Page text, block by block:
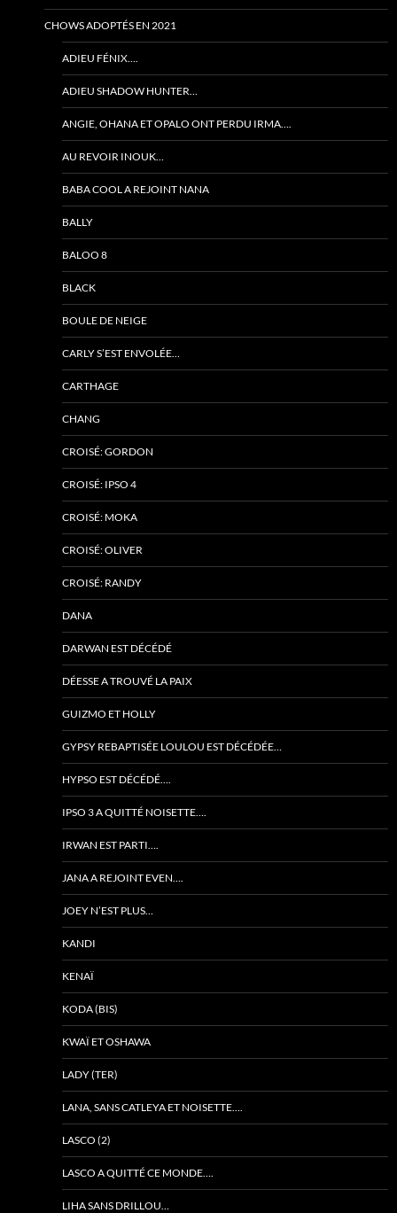
CHOWS ADOPTÉS EN 2021
ADIEU FÉNIX….
ADIEU SHADOW HUNTER…
ANGIE, OHANA ET OPALO ONT PERDU IRMA….
AU REVOIR INOUK…
BABA COOL A REJOINT NANA
BALLY
BALOO 8
BLACK
BOULE DE NEIGE
CARLY S’EST ENVOLÉE…
CARTHAGE
CHANG
CROISÉ: GORDON
CROISÉ: IPSO 4
CROISÉ: MOKA
CROISÉ: OLIVER
CROISÉ: RANDY
DANA
DARWAN EST DÉCÉDÉ
DÉESSE A TROUVÉ LA PAIX
GUIZMO ET HOLLY
GYPSY REBAPTISÉE LOULOU EST DÉCÉDÉE…
HYPSO EST DÉCÉDÉ….
IPSO 3 A QUITTÉ NOISETTE….
IRWAN EST PARTI….
JANA A REJOINT EVEN….
JOEY N’EST PLUS…
KANDI
KENAÏ
KODA (BIS)
KWAÏ ET OSHAWA
LADY (TER)
LANA, SANS CATLEYA ET NOISETTE….
LASCO (2)
LASCO A QUITTÉ CE MONDE….
LIHA SANS DRILLOU…